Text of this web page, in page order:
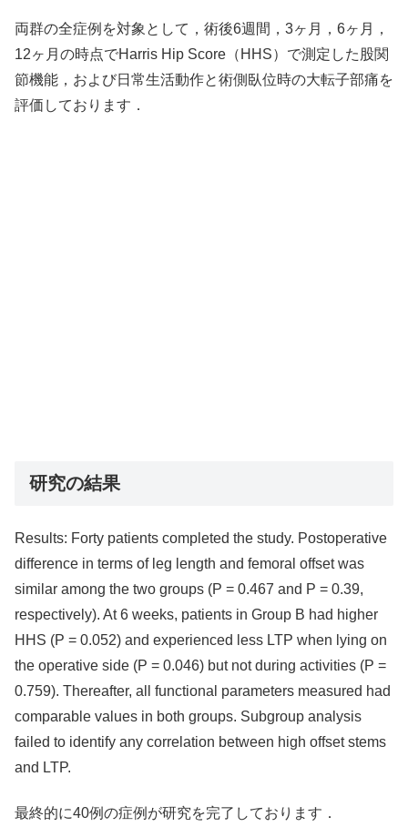
両群の全症例を対象として，術後6週間，3ヶ月，6ヶ月，
12ヶ月の時点でHarris Hip Score（HHS）で測定した股関
節機能，および日常生活動作と術側臥位時の大転子部痛を
評価しております．
研究の結果
Results: Forty patients completed the study. Postoperative
difference in terms of leg length and femoral offset was
similar among the two groups (P = 0.467 and P = 0.39,
respectively). At 6 weeks, patients in Group B had higher
HHS (P = 0.052) and experienced less LTP when lying on
the operative side (P = 0.046) but not during activities (P =
0.759). Thereafter, all functional parameters measured had
comparable values in both groups. Subgroup analysis
failed to identify any correlation between high offset stems
and LTP.
最終的に40例の症例が研究を完了しております．